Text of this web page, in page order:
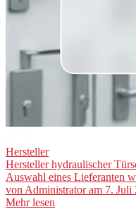
Hersteller
Hersteller hydraulischer
Auswahl eines Lieferanten
von Administratoram 7. Juli
Mehr lesen